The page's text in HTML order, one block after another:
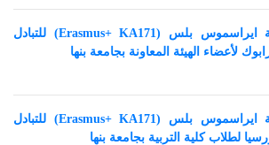
فتح باب التقدم لمنحة ايراسموس بلس (Erasmus+ KA171) للتبادل
لأعضاء الهيئة المعاونة بجامعة بنها
فتح باب التقدم لمنحة ايراسموس بلس (Erasmus+ KA171) للتبادل
لطلاب كلية التربية بجامعة بنها